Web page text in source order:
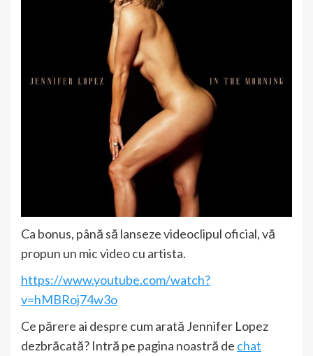
Ca bonus, până să lanseze videoclipul oficial, vă
propun un mic video cu artista.
https://www.youtube.com/watch?
v=hMBRoj74w3o
Ce părere ai despre cum arată Jennifer Lopez
dezbrăcată? Intră pe pagina noastră de chat